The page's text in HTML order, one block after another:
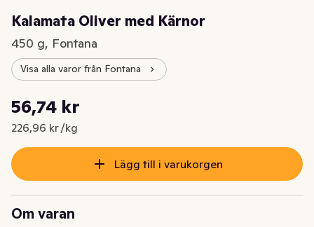
Kalamata Oliver med Kärnor
450 g, Fontana
Visa alla varor från Fontana
Nuvarande pris är: 56,74 kr
56,74 kr
226,96 kr /kg
Styckpris: 226,96 kr /kg
Lägg till i varukorgen
Om varan